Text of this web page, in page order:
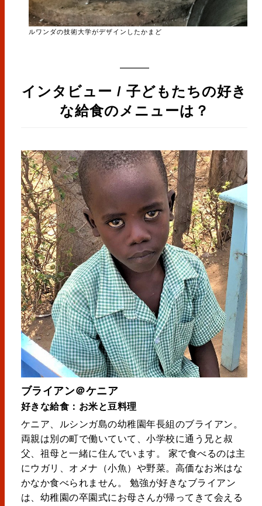
ルワンダの技術大学がデザインしたかまど
インタビュー / 子どもたちの好き
な給食のメニューは？
ブライアン＠ケニア
好きな給食：お米と豆料理
ケニア、ルシンガ島の幼稚園年長組のブライアン。
両親は別の町で働いていて、小学校に通う兄と叔
父、祖母と一緒に住んでいます。 家で食べるのは主
にウガリ、オメナ（小魚）や野菜。高価なお米はな
かなか食べられません。 勉強が好きなブライアン
は、幼稚園の卒園式にお母さんが帰ってきて会える